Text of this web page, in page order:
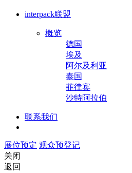
interpack联盟
概览
德国
埃及
阿尔及利亚
泰国
菲律宾
沙特阿拉伯
联系我们
展位预定 观众预登记
关闭
返回